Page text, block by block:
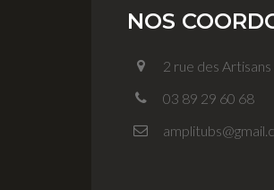
NOS
2 rue des
03 89 29 60 68